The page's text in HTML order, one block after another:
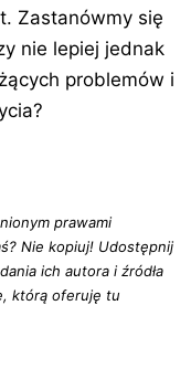
Zastanówmy się
nie lepiej jednak
problemów i
prawami
Nie kopiuj! Udostępnij
ich autora i źródła
którą oferuję tu